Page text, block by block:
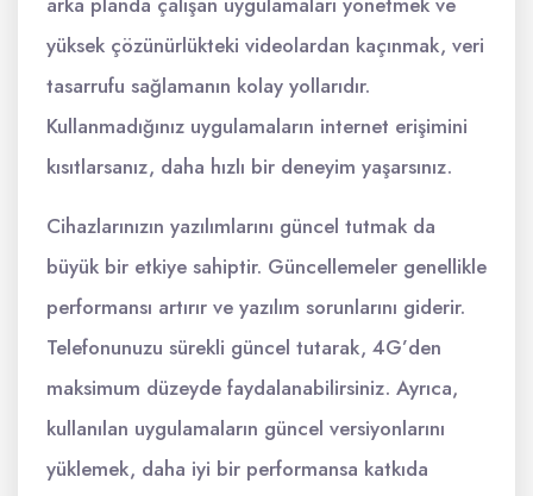
yüksek çözünürlükteki videolardan kaçınmak, veri
tasarrufu sağlamanın kolay yollarıdır.
Kullanmadığınız uygulamaların internet erişimini
kısıtlarsanız, daha hızlı bir deneyim yaşarsınız.
Cihazlarınızın yazılımlarını güncel tutmak da
büyük bir etkiye sahiptir. Güncellemeler genellikle
performansı artırır ve yazılım sorunlarını giderir.
Telefonunuzu sürekli güncel tutarak, 4G’den
maksimum düzeyde faydalanabilirsiniz. Ayrıca,
kullanılan uygulamaların güncel versiyonlarını
yüklemek, daha iyi bir performansa katkıda